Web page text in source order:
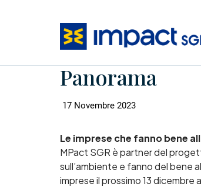
Panorama
17 Novembre 2023
Le imprese che fanno bene
MPact SGR è partner del
sull’ambiente e fanno del bene
imprese il prossimo 13